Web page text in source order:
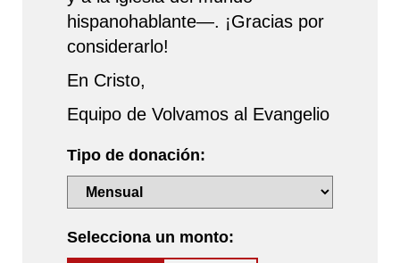
hispanohablante—. ¡Gracias por
considerarlo!
En Cristo,
Equipo de Volvamos al Evangelio
Tipo de donación:
Selecciona un monto: